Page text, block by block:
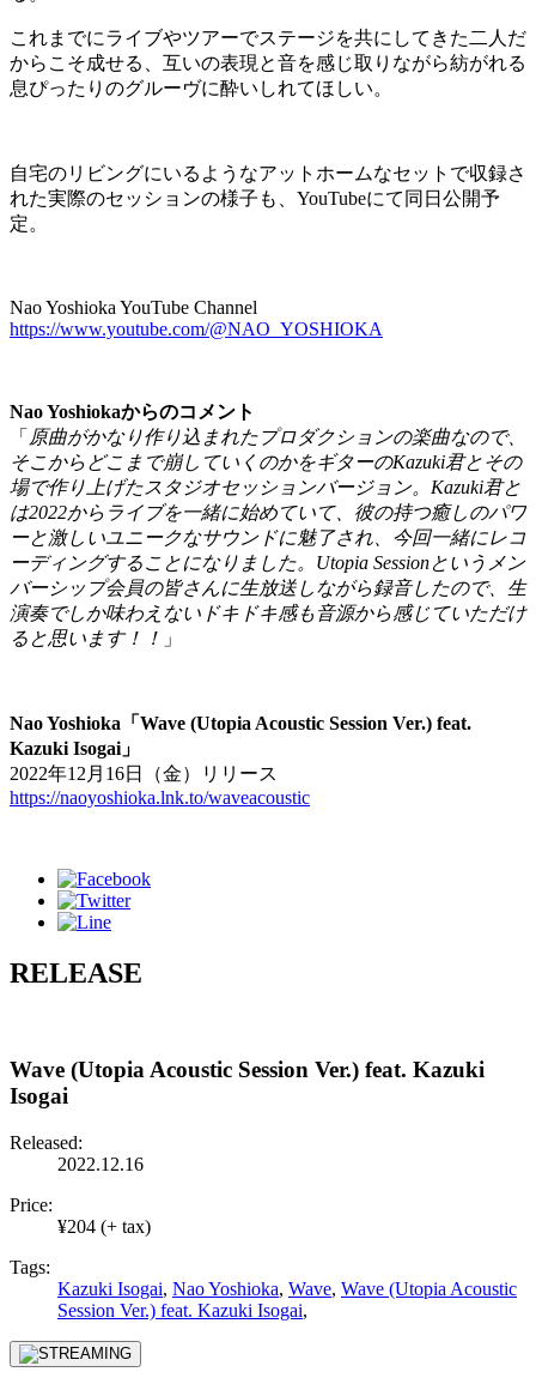
これまでにライブやツアーでステージを共にしてきた二人だ
からこそ成せる、互いの表現と音を感じ取りながら紡がれる
息ぴったりのグルーヴに酔いしれてほしい。
自宅のリビングにいるようなアットホームなセットで収録さ
れた実際のセッションの様子も、YouTubeにて同日公開予
定。
Nao Yoshioka YouTube Channel
https://www.youtube.com/@NAO_YOSHIOKA
Nao Yoshiokaからのコメント
「 原曲がかなり作り込まれたプロダクションの楽曲なので、
そこからどこまで崩していくのかをギターのKazuki君とその
場で作り上げたスタジオセッションバージョン。Kazuki君と
は2022からライブを一緒に始めていて、彼の持つ癒しのパワ
ーと激しいユニークなサウンドに魅了され、今回一緒にレコ
ーディングすることになりました。Utopia Sessionというメン
バーシップ会員の皆さんに生放送しながら録音したので、生
演奏でしか味わえないドキドキ感も音源から感じていただけ
ると思います！！ 」
Nao Yoshioka「Wave (Utopia Acoustic Session Ver.) feat.
Kazuki Isogai」
2022年12月16日（金）リリース
https://naoyoshioka.lnk.to/waveacoustic
RELEASE
Wave (Utopia Acoustic Session Ver.) feat. Kazuki
Isogai
Released:
2022.12.16
Price:
¥204 (+ tax)
Tags:
Kazuki Isogai, Nao Yoshioka, Wave, Wave (Utopia Acoustic
Session Ver.) feat. Kazuki Isogai,